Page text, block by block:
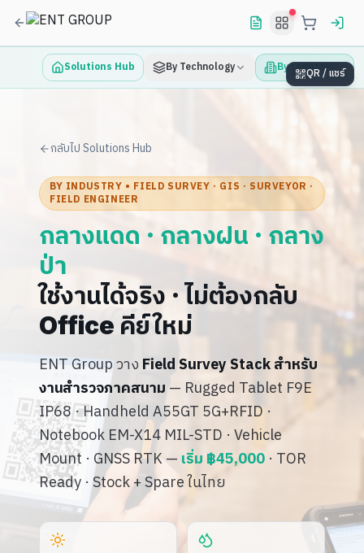
Solutions Hub By Technology By Industry
กลับไป Solutions Hub
BY INDUSTRY • FIELD SURVEY · GIS · SURVEYOR ·
FIELD ENGINEER
กลางแดด · กลางฝน · กลาง
ป่า
ใช้งานได้จริง · ไม่ต้องกลับ
Office คีย์ใหม่
ENT Group วาง Field Survey Stack สำหรับ
งานสำรวจภาคสนาม — Rugged Tablet F9E
IP68 · Handheld A55GT 5G+RFID ·
Notebook EM-X14 MIL-STD · Vehicle
Mount · GNSS RTK — เริ่ม ฿45,000 · TOR
Ready · Stock + Spare ในไทย
QR / แชร์